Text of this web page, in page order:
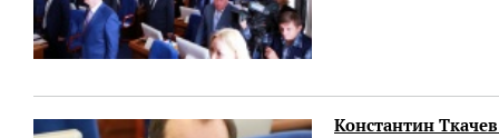
Константин